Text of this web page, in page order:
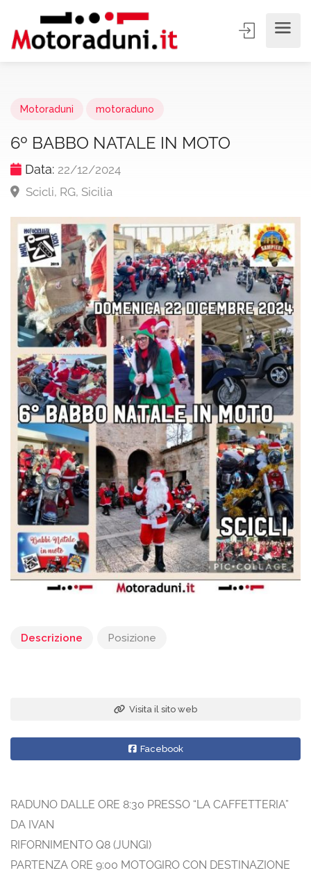
Motoraduni motoraduno
6º BABBO NATALE IN MOTO
Data: 22/12/2024
Scicli, RG, Sicilia
Descrizione Posizione
Visita il sito web
Facebook
RADUNO DALLE ORE 8:30 PRESSO “LA CAFFETTERIA”
DA IVAN
RIFORNIMENTO Q8 (JUNGI)
PARTENZA ORE 9:00 MOTOGIRO CON DESTINAZIONE